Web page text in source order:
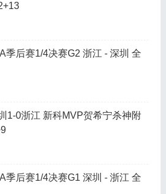
季后赛1/4决赛G2 浙江 - 深圳 全
1-0浙江 新科MVP贺希宁杀神附
季后赛1/4决赛G1 深圳 - 浙江 全